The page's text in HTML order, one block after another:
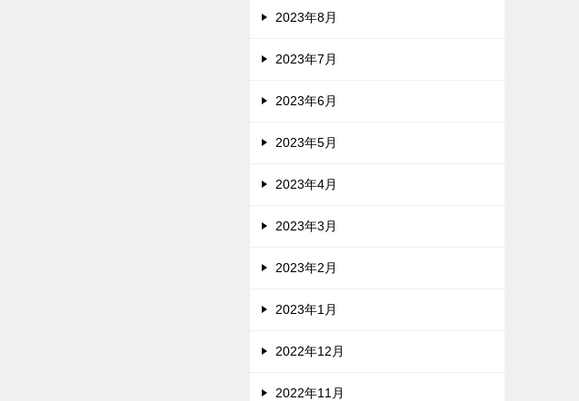
2023年8月
2023年7月
2023年6月
2023年5月
2023年4月
2023年3月
2023年2月
2023年1月
2022年12月
2022年11月